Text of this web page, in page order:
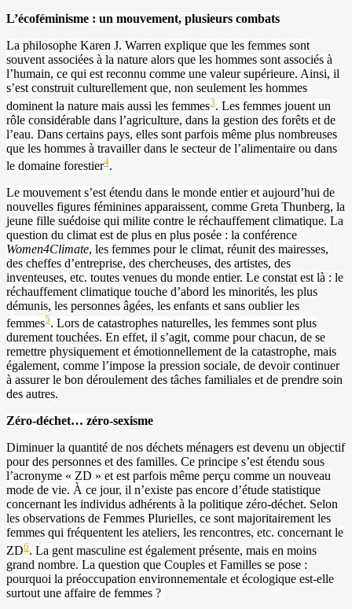
L’écoféminisme : un mouvement, plusieurs combats
La philosophe Karen J. Warren explique que les femmes sont
souvent associées à la nature alors que les hommes sont associés à
l’humain, ce qui est reconnu comme une valeur supérieure. Ainsi, il
s’est construit culturellement que, non seulement les hommes
dominent la nature mais aussi les femmes3. Les femmes jouent un
rôle considérable dans l’agriculture, dans la gestion des forêts et de
l’eau. Dans certains pays, elles sont parfois même plus nombreuses
que les hommes à travailler dans le secteur de l’alimentaire ou dans
le domaine forestier4.
Le mouvement s’est étendu dans le monde entier et aujourd’hui de
nouvelles figures féminines apparaissent, comme Greta Thunberg, la
jeune fille suédoise qui milite contre le réchauffement climatique. La
question du climat est de plus en plus posée : la conférence
Women4Climate, les femmes pour le climat, réunit des mairesses,
des cheffes d’entreprise, des chercheuses, des artistes, des
inventeuses, etc. toutes venues du monde entier. Le constat est là : le
réchauffement climatique touche d’abord les minorités, les plus
démunis, les personnes âgées, les enfants et sans oublier les
femmes5. Lors de catastrophes naturelles, les femmes sont plus
durement touchées. En effet, il s’agit, comme pour chacun, de se
remettre physiquement et émotionnellement de la catastrophe, mais
également, comme l’impose la pression sociale, de devoir continuer
à assurer le bon déroulement des tâches familiales et de prendre soin
des autres.
Zéro-déchet… zéro-sexisme
Diminuer la quantité de nos déchets ménagers est devenu un objectif
pour des personnes et des familles. Ce principe s’est étendu sous
l’acronyme « ZD » et est parfois même perçu comme un nouveau
mode de vie. À ce jour, il n’existe pas encore d’étude statistique
concernant les individus adhérents à la politique zéro-déchet. Selon
les observations de Femmes Plurielles, ce sont majoritairement les
femmes qui fréquentent les ateliers, les rencontres, etc. concernant le
ZD6. La gent masculine est également présente, mais en moins
grand nombre. La question que Couples et Familles se pose :
pourquoi la préoccupation environnementale et écologique est-elle
surtout une affaire de femmes ?